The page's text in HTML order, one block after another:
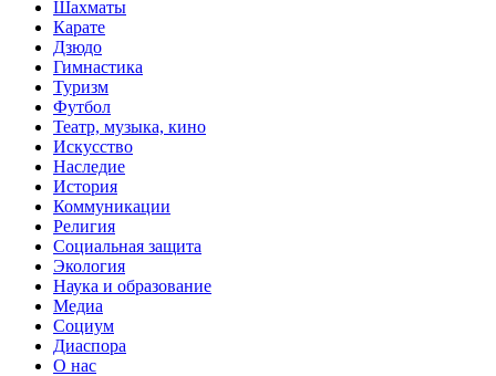
Шахматы
Карате
Дзюдо
Гимнастика
Туризм
Футбол
Театр, музыка, кино
Искусство
Наследие
История
Коммуникации
Религия
Социальная защита
Экология
Наука и образование
Медиа
Социум
Диаспора
О нас